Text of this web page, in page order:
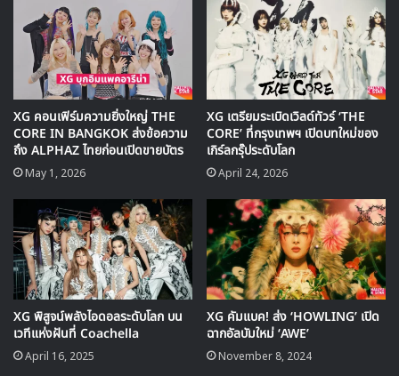
แบบจัดเต็มให้แฟนๆ ได้สนุกและเป็นส่วนหนึ่งในความประทับ
ใจร่วมกันครั้งแรก ใครที่คว้าบัตรได้ทันเตรียมตัวให้พร้อมแล้ว
พบกันในงาน XG 1st WORLD TOUR “The first HOWL”
ณ UOB LIVE ในวันที่ 4 สิงหาคมนี้ งานนี้มันส์แน่นอน!
XG คอนเฟิร์มความยิ่งใหญ่ THE
CORE IN BANGKOK ส่งข้อความ
ถึง ALPHAZ ไทยก่อนเปิดขายบัตร
May 1, 2026
XG เตรียมระเบิดเวิลด์ทัวร์ ‘THE
CORE’ ที่กรุงเทพฯ เปิดบทใหม่ของ
เกิร์ลกรุ๊ประดับโลก
April 24, 2026
XG พิสูจน์พลังไอดอลระดับโลก บน
เวทีแห่งฝันที่ Coachella
April 16, 2025
XG คัมแบค! ส่ง ‘HOWLING’ เปิด
ฉากอัลบัมใหม่ ‘AWE’
November 8, 2024